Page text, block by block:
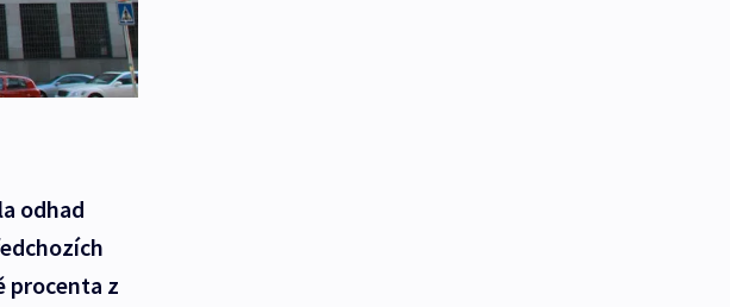
odhad
procenta z